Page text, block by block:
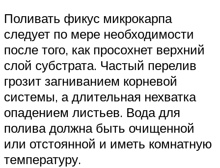
Поливать фикус микрокарпа
следует по мере необходимости
после того, как просохнет верхний
слой субстрата. Частый перелив
грозит загниванием корневой
системы, а длительная нехватка
опадением листьев. Вода для
полива должна быть очищенной
или отстоянной и иметь комнатную
температуру.